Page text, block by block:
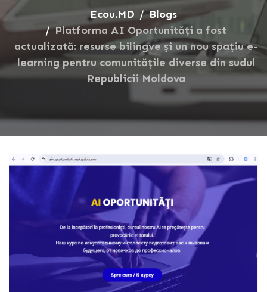
Ecou.MD
Blogs
Platforma AI Oportunități a fost
actualizată: resurse bilingve și un nou spațiu e-
learning pentru comunitățile diverse din sudul
Republicii Moldova